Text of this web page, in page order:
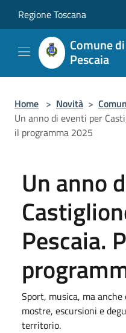
Regione Toscana
Comune
Pescaia
Home > Novità >
Un anno di eventi per
il programma 2025
Un anno
Pescaia.
Sport, musica, ma
mostre, escursioni e
territorio.